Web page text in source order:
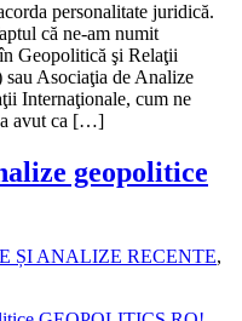
personalitate juridică.
că ne-am numit
Geopolitică şi Relaţii
Asociaţia de Analize
Internaţionale, cum ne
a avut ca […]
geopolitice
ȘI ANALIZE RECENTE,